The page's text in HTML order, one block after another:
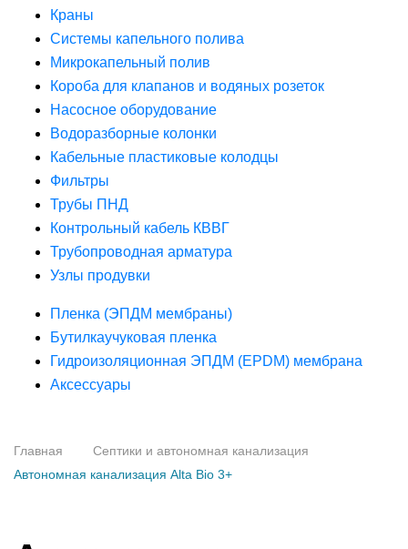
Краны
Системы капельного полива
Микрокапельный полив
Короба для клапанов и водяных розеток
Насосное оборудование
Водоразборные колонки
Кабельные пластиковые колодцы
Фильтры
Трубы ПНД
Контрольный кабель КВВГ
Трубопроводная арматура
Узлы продувки
Пленка (ЭПДМ мембраны)
Бутилкаучуковая пленка
Гидроизоляционная ЭПДМ (EPDM) мембрана
Аксессуары
Главная
Септики и автономная канализация
Автономная канализация Alta Bio 3+